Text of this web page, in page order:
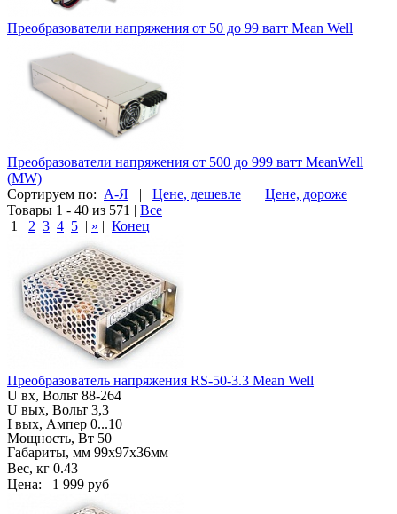
Преобразователи напряжения от 50 до 99 ватт Mean Well
Преобразователи напряжения от 500 до 999 ватт MeanWell
(MW)
Сортируем по: А-Я | Цене, дешевле | Цене, дороже
Товары 1 - 40 из 571 | Все
1
2 3 4 5 | » | Конец
Преобразователь напряжения RS-50-3.3 Mean Well
U вх, Вольт 88-264
U вых, Вольт 3,3
I вых, Ампер 0...10
Мощность, Вт 50
Габариты, мм 99х97х36мм
Вес, кг 0.43
Цена: 1 999 руб